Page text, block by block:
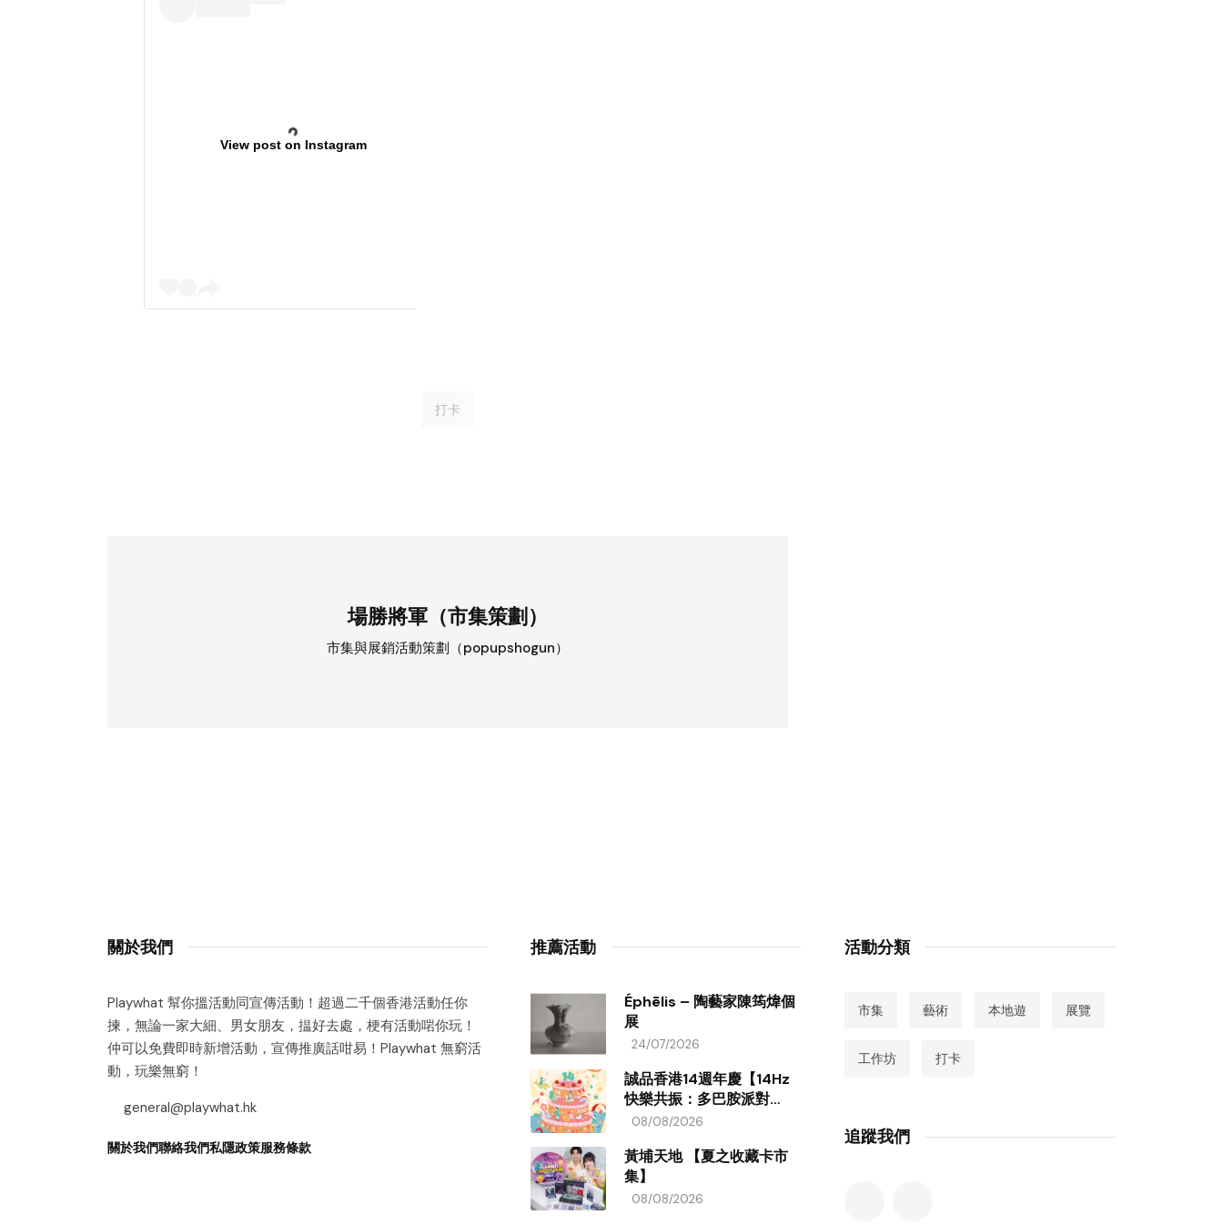
View post on Instagram
打卡
場勝將軍（市集策劃）
市集與展銷活動策劃（popupshogun）
關於我們
Playwhat 幫你搵活動同宣傳活動！超過二千個香港活動任你
揀，無論一家大細、男女朋友，揾好去處，梗有活動啱你玩！
仲可以免費即時新增活動，宣傳推廣話咁易！Playwhat 無窮活
動，玩樂無窮！
general@playwhat.hk
關於我們聯絡我們私隱政策服務條款
推薦活動
Éphēlis – 陶藝家陳筠煒個
展
24/07/2026
誠品香港14週年慶【14Hz
快樂共振：多巴胺派對
ON!】
08/08/2026
黃埔天地 【夏之收藏卡市
集】
08/08/2026
活動分類
市集 藝術 本地遊 展覽
工作坊 打卡
追蹤我們